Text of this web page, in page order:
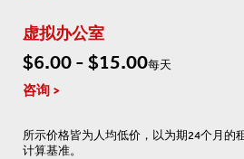
虚拟办公室
$6.00 - $15.00每天
咨询
所示价格皆为人均低价，以为期24个月的
计算基准。